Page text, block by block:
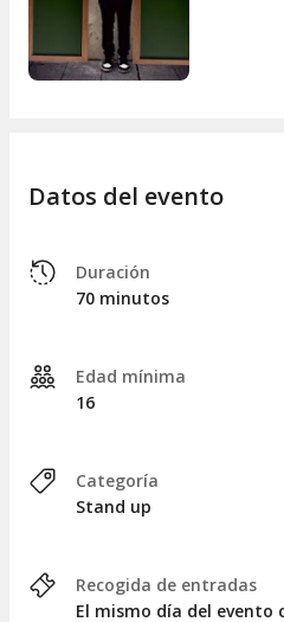
Datos del evento
Duración
70 minutos
Edad mínima
16
Categoría
Stand up
Recogida de entradas
El mismo día del evento